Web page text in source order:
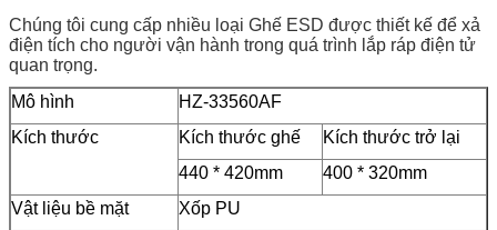
Chúng tôi cung cấp nhiều loại Ghế ESD được thiết kế để xả
điện tích cho người vận hành trong quá trình lắp ráp điện tử
quan trọng.
Mô hình
HZ-33560AF
Kích thước
Kích thước ghế
Kích thước trở lại
440 * 420mm
400 * 320mm
Vật liệu bề mặt
Xốp PU